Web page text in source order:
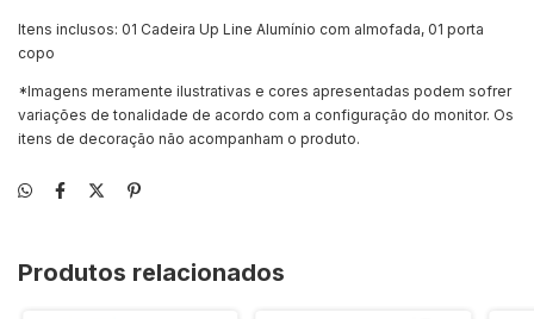
Itens inclusos: 01 Cadeira Up Line Alumínio com almofada, 01 porta
copo
*Imagens meramente ilustrativas e cores apresentadas podem sofrer
variações de tonalidade de acordo com a configuração do monitor. Os
itens de decoração não acompanham o produto.
Produtos relacionados